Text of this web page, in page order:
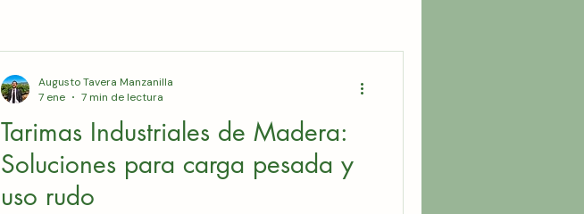
Tarimas Industriales de Madera:
Soluciones para carga pesada y
uso rudo
Augusto Tavera Manzanilla
7 ene
7 min de lectura